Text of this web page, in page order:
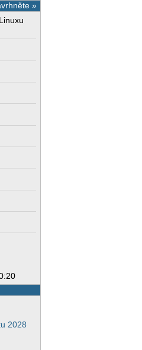
»
2028